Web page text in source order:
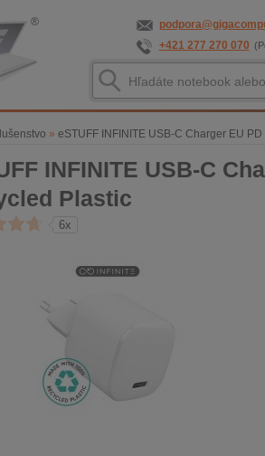
+421 277 270 070
» eSTUFF INFINITE USB-C Charger EU
INFINITE USB-C
Plastic
6x